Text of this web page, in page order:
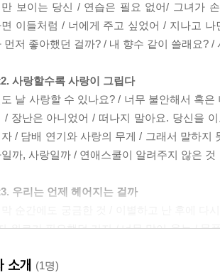
만 보이는 당신 / 연습은 필요 없어/ 그녀가
면 이들처럼 / 너에게 주고 싶었어 / 지나고
먼저 좋아했던 걸까? / 내 향수 같이 쓸래요?
사랑할수록 사랑이 그립다
날 사랑할 수 있나요? / 너무 불안해서 혹
/ 장난은 아니었어 / 떠나지 말아요. 당신을
/ 담배 연기와 사랑의 무게 / 그래서 말하
까, 사랑일까 / 연애스쿨이 알려주지 않은 것
우리는 언제 헤어지는 걸까
위로가 필요했던 거지 / 너무 많이 웃는 / 물
소개 (1명)